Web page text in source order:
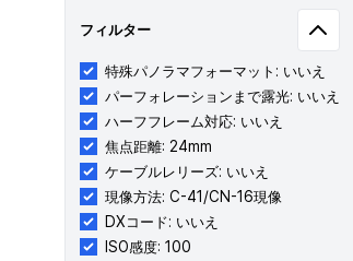
フィルター
特殊パノラマフォーマット: いいえ
パーフォレーションまで露光: いいえ
ハーフフレーム対応: いいえ
焦点距離: 24mm
ケーブルレリーズ: いいえ
現像方法: C-41/CN-16現像
DXコード: いいえ
ISO感度: 100